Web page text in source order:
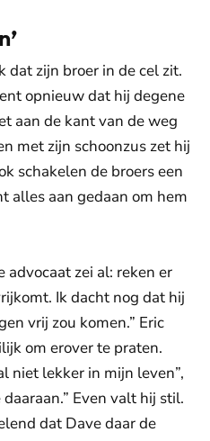
dat zijn broer in de cel zit.
opnieuw dat hij degene
aan de kant van de weg
met zijn schoonzus zet hij
schakelen de broers een
alles aan gedaan om hem
advocaat zei al: reken er
Ik dacht nog dat hij
vrij zou komen.” Eric
om erover te praten.
niet lekker in mijn leven”,
Even valt hij stil.
dat Dave daar de